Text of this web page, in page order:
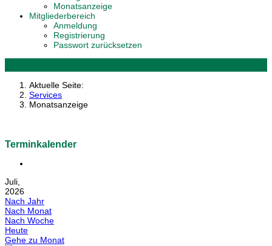
Monatsanzeige
Mitgliederbereich
Anmeldung
Registrierung
Passwort zurücksetzen
Aktuelle Seite:
Services
Monatsanzeige
Terminkalender
Juli,
2026
Nach Jahr
Nach Monat
Nach Woche
Heute
Gehe zu Monat